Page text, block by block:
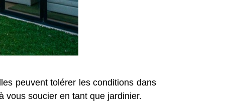
peuvent tolérer les conditions dans
vous soucier en tant que jardinier.